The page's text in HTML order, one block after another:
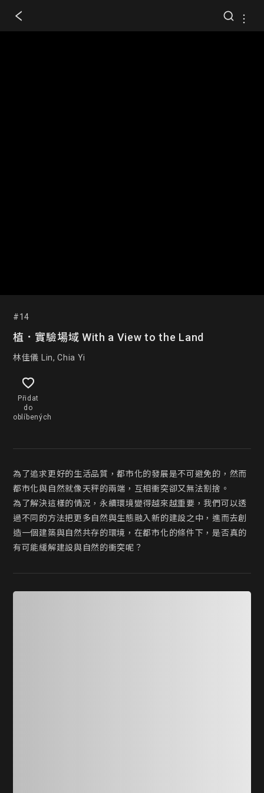
#14
植．實驗場域 With a View to the Land
林佳儀 Lin, Chia Yi
Přidat
do
oblíbených
為了追求更好的生活品質，都市化的發展是不可避免的，然而
都市化與自然就像天秤的兩端，互相衝突卻又無法割捨。
為了解決這樣的情況，永續環境變得越來越重要，我們可以透
過不同的方法把更多自然與生態融入新的建設之中，進而去創
造一個建築與自然共存的環境，在都市化的條件下，是否真的
有可能緩解建設與自然的衝突呢？